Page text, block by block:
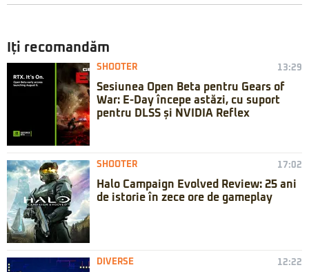
Iți recomandăm
SHOOTER 13:29
Sesiunea Open Beta pentru Gears of
War: E-Day începe astăzi, cu suport
pentru DLSS și NVIDIA Reflex
SHOOTER 17:02
Halo Campaign Evolved Review: 25 ani
de istorie în zece ore de gameplay
DIVERSE 12:22